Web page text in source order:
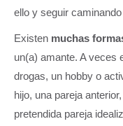
ello y seguir
Existen muchas
un(a) amante. A veces
drogas, un hobby o
hijo, una pareja
pretendida pareja